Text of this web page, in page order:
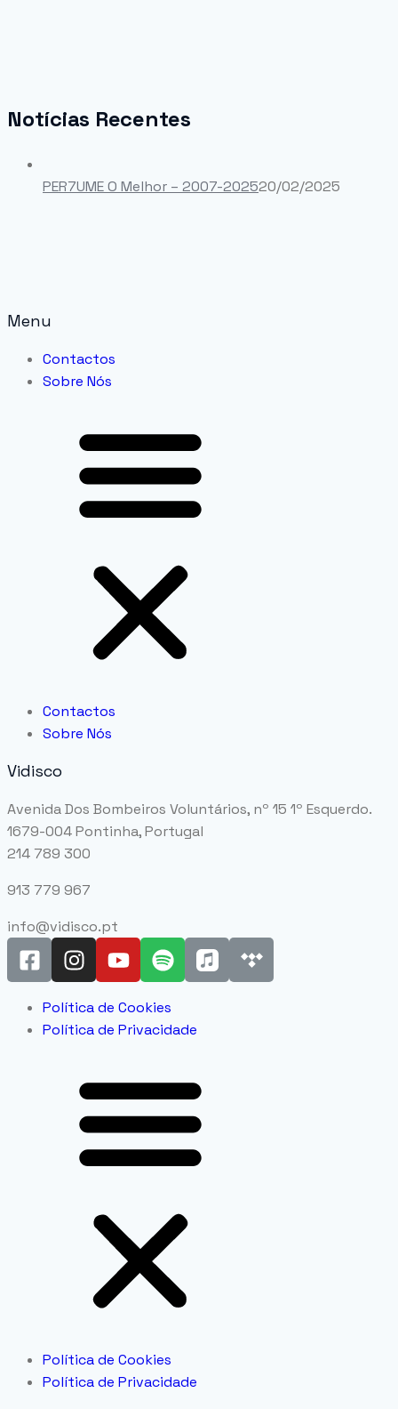
Notícias Recentes
PER7UME O Melhor – 2007-202520/02/2025
Menu
Contactos
Sobre Nós
Contactos
Sobre Nós
Vidisco
Avenida Dos Bombeiros Voluntários, nº 15 1º Esquerdo.
1679-004 Pontinha, Portugal
214 789 300
913 779 967
info@vidisco.pt
Política de Cookies
Política de Privacidade
Política de Cookies
Política de Privacidade